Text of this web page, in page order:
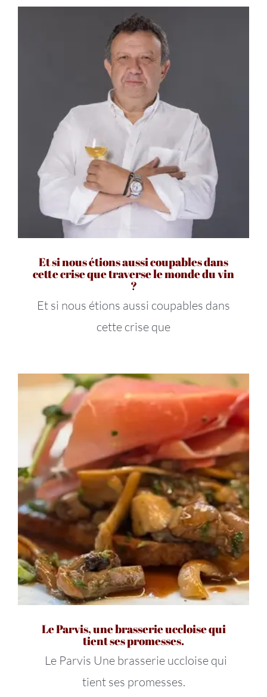
Et si nous étions aussi coupables dans
cette crise que traverse le monde du vin
?
Et si nous étions aussi coupables dans
cette crise que
Le Parvis, une brasserie uccloise qui
tient ses promesses.
Le Parvis Une brasserie uccloise qui
tient ses promesses.